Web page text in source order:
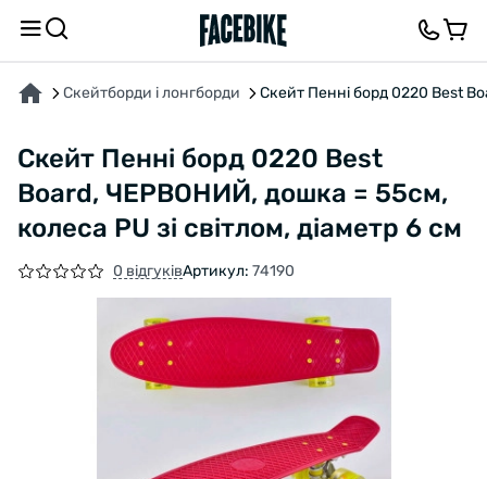
Скейтборди і лонгборди Скейт Пенні борд 0220 Best
Скейт Пенні борд 0220 Best
Board, ЧЕРВОНИЙ, дошка = 55см,
колеса PU зі світлом, діаметр 6 см
0 відгуківАртикул: 74190
ПРО ТОВАР ХАРАКТЕРИСТИКИВІДГУКИ ТА ЗАПИТАННЯ